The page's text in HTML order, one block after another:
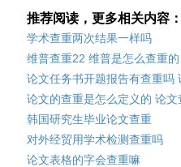
推荐阅读，更多相关内容：
学术查重两次结果一样吗
维普查重22 维普是怎么查重的
论文任务书开题报告有查重吗
论文的查重是怎么定义的 论文
韩国研究生毕业论文查重
对外经贸用学术检测查重吗
论文表格的字会查重嘛